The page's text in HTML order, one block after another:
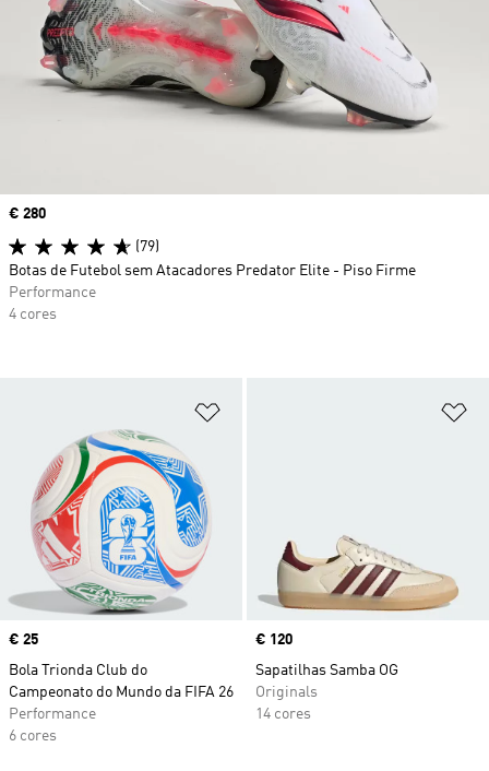
Price
€ 25
Bola Trionda Club do
Campeonato do Mundo da FIFA 26
Performance
6 cores
Price
€ 120
Sapatilhas Samba OG
Originals
14 cores
Price
€ 280
(79)
Botas de Futebol sem Atacadores Predator Elite - Piso Firme
Performance
4 cores